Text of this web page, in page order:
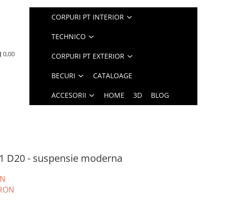
0,00
CORPURI PT INTERIOR
TECHNICO
CORPURI PT EXTERIOR
BECURI CATALOAGE
ACCESORII HOME 3D BLOG
D20 - suspensie moderna